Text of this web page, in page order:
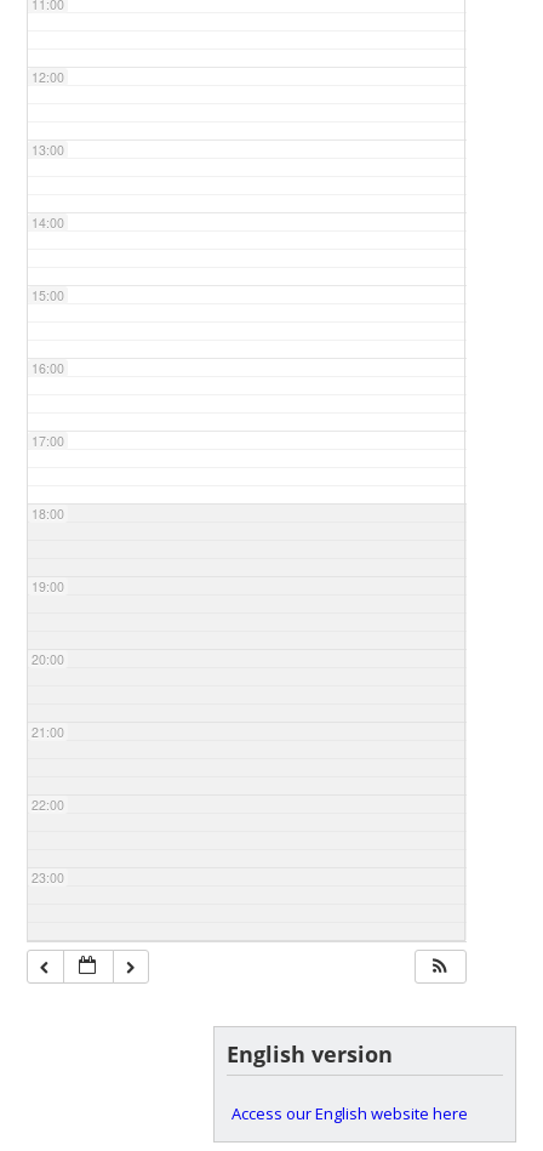
11:00
12:00
13:00
14:00
15:00
16:00
17:00
18:00
19:00
20:00
21:00
22:00
23:00
English version
Access our English website here